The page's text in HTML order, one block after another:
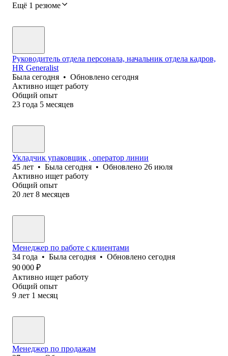
Ещё 1 резюме
Руководитель отдела персонала, начальник отдела кадров,
HR Generalist
Была сегодня • Обновлено сегодня
Активно ищет работу
Общий опыт
23 года 5 месяцев
Укладчик упаковщик , оператор линии
45 лет • Была сегодня • Обновлено 26 июля
Активно ищет работу
Общий опыт
20 лет 8 месяцев
Менеджер по работе с клиентами
34 года • Была сегодня • Обновлено сегодня
90 000 ₽
Активно ищет работу
Общий опыт
9 лет 1 месяц
Менеджер по продажам